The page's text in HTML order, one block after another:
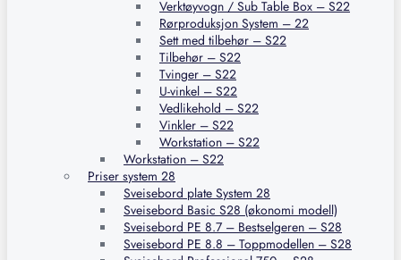
Verktøyvogn / Sub Table Box – S22
Rørproduksjon System – 22
Sett med tilbehør – S22
Tilbehør – S22
Tvinger – S22
U-vinkel – S22
Vedlikehold – S22
Vinkler – S22
Workstation – S22
Workstation – S22
Priser system 28
Sveisebord plate System 28
Sveisebord Basic S28 (økonomi modell)
Sveisebord PE 8.7 – Bestselgeren – S28
Sveisebord PE 8.8 – Toppmodellen – S28